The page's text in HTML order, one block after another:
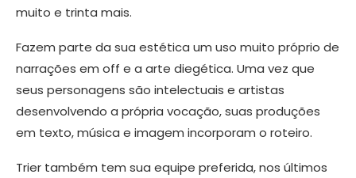
muito e trinta mais.
Fazem parte da sua estética um uso muito próprio de
narrações em off e a arte diegética. Uma vez que
seus personagens são intelectuais e artistas
desenvolvendo a própria vocação, suas produções
em texto, música e imagem incorporam o roteiro.
Trier também tem sua equipe preferida, nos últimos